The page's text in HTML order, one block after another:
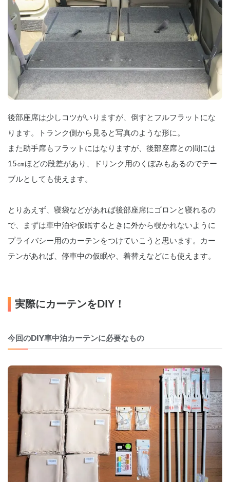
後部座席は少しコツがいりますが、倒すとフルフラットにな
ります。トランク側から見ると写真のような形に。
また助手席もフラットにはなりますが、後部座席との間には
15㎝ほどの段差があり、ドリンク用のくぼみもあるのでテー
ブルとしても使えます。
とりあえず、寝袋などがあれば後部座席にゴロンと寝れるの
で、まずは車中泊や仮眠するときに外から覗かれないように
プライバシー用のカーテンをつけていこうと思います。カー
テンがあれば、停車中の仮眠や、着替えなどにも使えます。
実際にカーテンをDIY！
今回のDIY車中泊カーテンに必要なもの